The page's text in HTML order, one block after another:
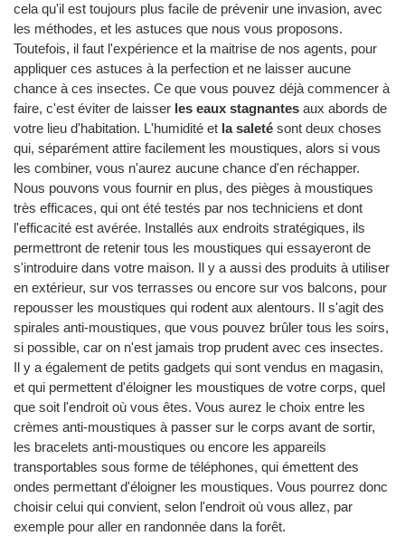
cela qu'il est toujours plus facile de prévenir une invasion, avec
les méthodes, et les astuces que nous vous proposons.
Toutefois, il faut l'expérience et la maitrise de nos agents, pour
appliquer ces astuces à la perfection et ne laisser aucune
chance à ces insectes. Ce que vous pouvez déjà commencer à
faire, c'est éviter de laisser les eaux stagnantes aux abords de
votre lieu d'habitation. L'humidité et la saleté sont deux choses
qui, séparément attire facilement les moustiques, alors si vous
les combiner, vous n'aurez aucune chance d'en réchapper.
Nous pouvons vous fournir en plus, des pièges à moustiques
très efficaces, qui ont été testés par nos techniciens et dont
l'efficacité est avérée. Installés aux endroits stratégiques, ils
permettront de retenir tous les moustiques qui essayeront de
s'introduire dans votre maison. Il y a aussi des produits à utiliser
en extérieur, sur vos terrasses ou encore sur vos balcons, pour
repousser les moustiques qui rodent aux alentours. Il s'agit des
spirales anti-moustiques, que vous pouvez brûler tous les soirs,
si possible, car on n'est jamais trop prudent avec ces insectes.
Il y a également de petits gadgets qui sont vendus en magasin,
et qui permettent d'éloigner les moustiques de votre corps, quel
que soit l'endroit où vous êtes. Vous aurez le choix entre les
crèmes anti-moustiques à passer sur le corps avant de sortir,
les bracelets anti-moustiques ou encore les appareils
transportables sous forme de téléphones, qui émettent des
ondes permettant d'éloigner les moustiques. Vous pourrez donc
choisir celui qui convient, selon l'endroit où vous allez, par
exemple pour aller en randonnée dans la forêt.